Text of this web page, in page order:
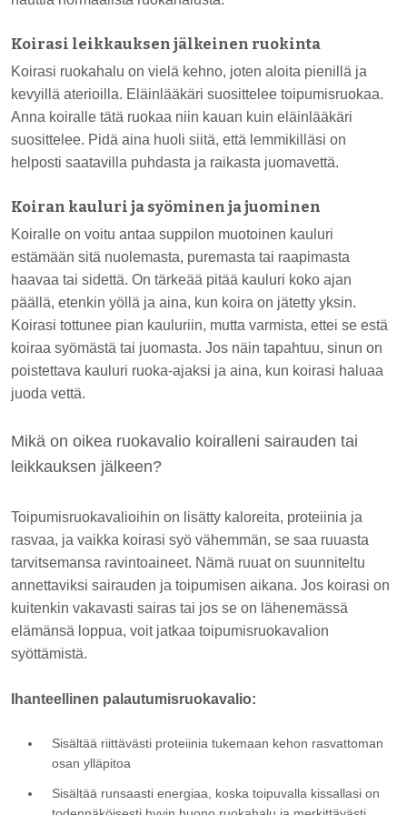
Koirasi leikkauksen jälkeinen ruokinta
Koirasi ruokahalu on vielä kehno, joten aloita pienillä ja
kevyillä aterioilla. Eläinlääkäri suosittelee toipumisruokaa.
Anna koiralle tätä ruokaa niin kauan kuin eläinlääkäri
suosittelee. Pidä aina huoli siitä, että lemmikilläsi on
helposti saatavilla puhdasta ja raikasta juomavettä.
Koiran kauluri ja syöminen ja juominen
Koiralle on voitu antaa suppilon muotoinen kauluri
estämään sitä nuolemasta, puremasta tai raapimasta
haavaa tai sidettä. On tärkeää pitää kauluri koko ajan
päällä, etenkin yöllä ja aina, kun koira on jätetty yksin.
Koirasi tottunee pian kauluriin, mutta varmista, ettei se estä
koiraa syömästä tai juomasta. Jos näin tapahtuu, sinun on
poistettava kauluri ruoka-ajaksi ja aina, kun koirasi haluaa
juoda vettä.
Mikä on oikea ruokavalio koiralleni sairauden tai
leikkauksen jälkeen?
Toipumisruokavalioihin on lisätty kaloreita, proteiinia ja
rasvaa, ja vaikka koirasi syö vähemmän, se saa ruuasta
tarvitsemansa ravintoaineet. Nämä ruuat on suunniteltu
annettaviksi sairauden ja toipumisen aikana. Jos koirasi on
kuitenkin vakavasti sairas tai jos se on lähenemässä
elämänsä loppua, voit jatkaa toipumisruokavalion
syöttämistä.
Ihanteellinen palautumisruokavalio:
Sisältää riittävästi proteiinia tukemaan kehon rasvattoman
osan ylläpitoa
Sisältää runsaasti energiaa, koska toipuvalla kissallasi on